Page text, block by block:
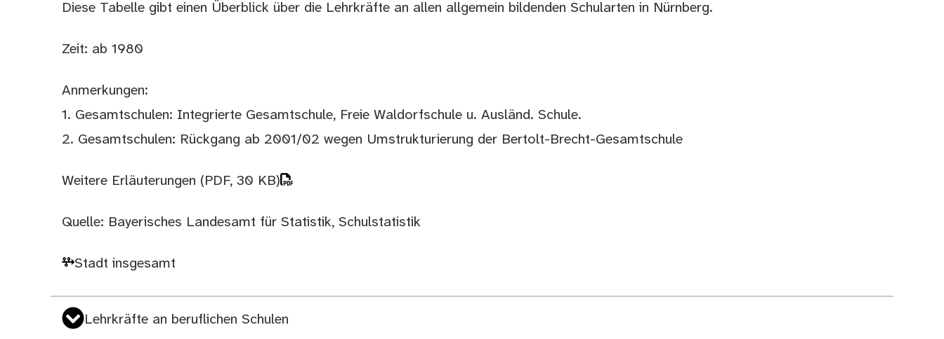
Diese Tabelle gibt einen Überblick über die Lehrkräfte an allen allgemein bildenden Schularten in Nürnberg.
Zeit: ab 1980
Anmerkungen:
1. Gesamtschulen: Integrierte Gesamtschule, Freie Waldorfschule u. Ausländ. Schule.
2. Gesamtschulen: Rückgang ab 2001/02 wegen Umstrukturierung der Bertolt-Brecht-Gesamtschule
Weitere Erläuterungen (PDF, 30 KB)
Quelle: Bayerisches Landesamt für Statistik, Schulstatistik
Stadt insgesamt
Lehrkräfte an beruflichen Schulen